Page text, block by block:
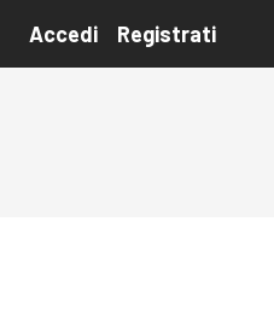
Accedi Registrati